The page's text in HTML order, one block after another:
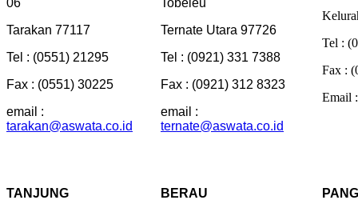
Tarakan 77117
Tel : (0551) 21295
Fax : (0551) 30225
email :
tarakan@aswata.co.id
Ternate Utara 97726
Tel : (0921) 331 7388
Fax : (0921) 312 8323
email :
ternate@aswata.co.id
Tel :
Fax :
Email
TANJUNG
BERAU